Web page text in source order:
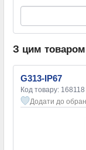
З цим
G313-IP67
Код товару: 168118
Додати до